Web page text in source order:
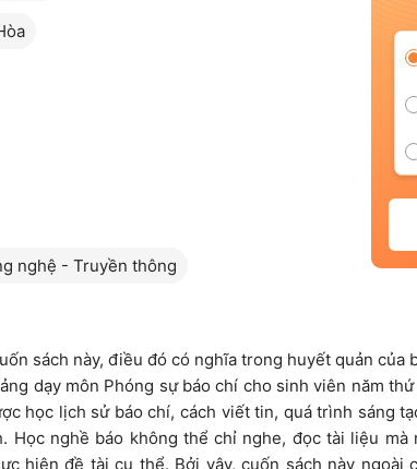
nghệ - Truyền thông
sách này, điều đó có nghĩa trong huyết quản của
dạy môn Phóng sự báo chí cho sinh viên năm
học lịch sử báo chí, cách viết tin, quá trình sáng
Học nghề báo không thể chỉ nghe, đọc tài liệu
hiện đề tài cụ thể. Bởi vậy, cuốn sách này ngoài